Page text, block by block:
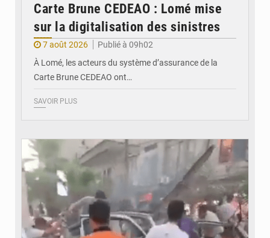
Carte Brune CEDEAO : Lomé mise
sur la digitalisation des sinistres
7 août 2026
Publié à 09h02
À Lomé, les acteurs du système d’assurance de la
Carte Brune CEDEAO ont…
SAVOIR PLUS